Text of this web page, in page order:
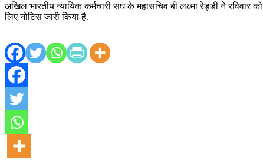
अखिल भारतीय न्यायिक कर्मचारी संघ के महासचिव बी लक्ष्मा रेड्डी ने
लिए नोटिस जारी किया है.